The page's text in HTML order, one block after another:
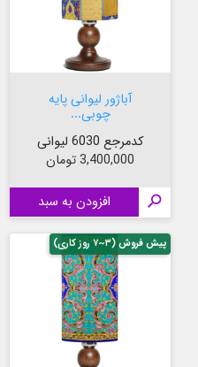
آباژور لیوانی پایه
چوبی...
کدمرجع 6030 لیوانی
قیمت
3,400,000 تومان
 افزودن به سبد
پیش فروش (۳~۷ روز کاری)